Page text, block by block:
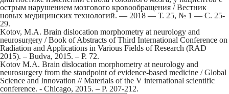
острым нарушением мозгового кровообращения / Вестник
новых медицинских технологий. — 2018 — Т. 25, № 1 — С. 25-
29.
Kotov, M.A. Brain dislocation morphometry at neurology and
neurosurgery / Book of Abstracts of Third International Conference on
Radiation and Applications in Various Fields of Research (RAD
2015). – Budva, 2015. – P. 72.
Kotov M.A. Brain dislocation morphometry at neurology and
neurosurgery from the standpoint of evidence-based medicine / Global
Science and Innovation // Materials of the V international scientific
conference. - Chicago, 2015. – Р. 207-212.